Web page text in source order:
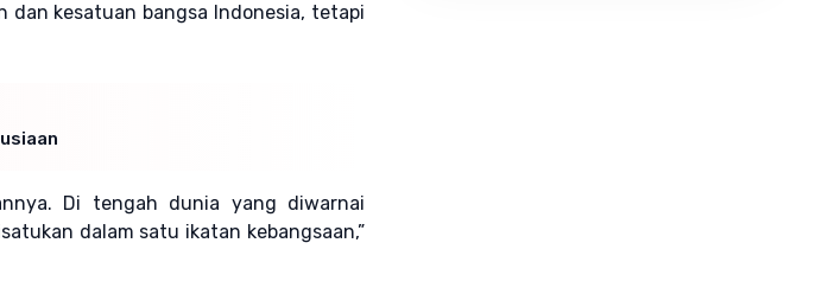
dan kesatuan bangsa Indonesia, tetapi
Di tengah dunia yang diwarnai
dalam satu ikatan kebangsaan,”